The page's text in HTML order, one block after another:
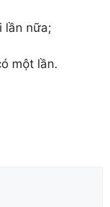
lần nữa;
một lần.